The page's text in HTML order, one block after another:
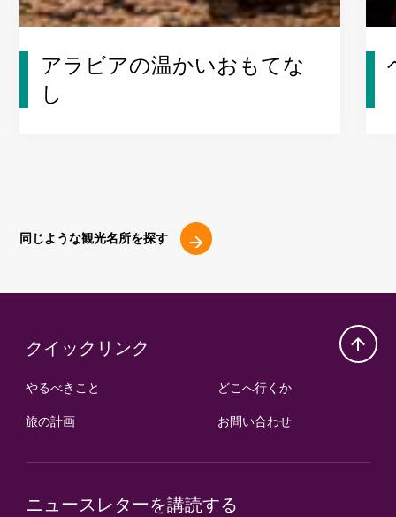
アラビアの温かいおもてな
し
同じような観光名所を探す
クイックリンク
やるべきこと
旅の計画
どこへ行くか
お問い合わせ
ニュースレターを講読する